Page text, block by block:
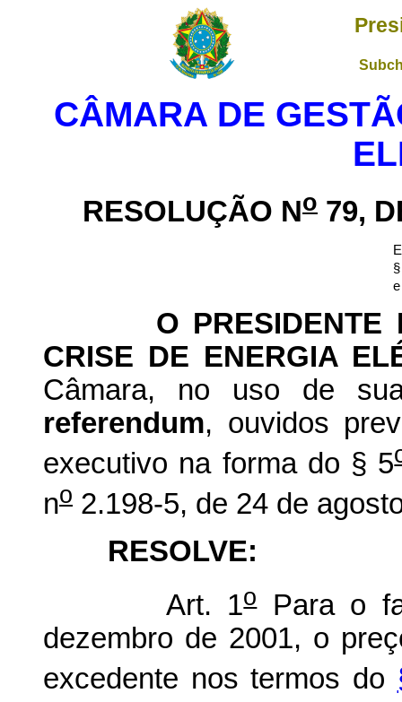
CÂMARA DE
RESOLUÇÃO No 79,
O PRESIDENTE
CRISE DE ENERGIA
Câmara, no uso de
referendum, ouvidos
executivo na forma do § 5
no 2.198-5, de 24 de
RESOLVE:
Art. 1oPara o
dezembro de 2001, o
excedente nos termos do